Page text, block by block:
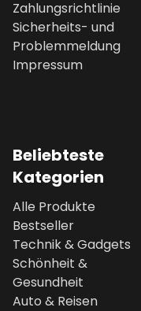
Zahlungsrichtlinie
Sicherheits- und
Problemmeldung
Impressum
Beliebteste
Kategorien
Alle Produkte
Bestseller
Technik & Gadgets
Schönheit &
Gesundheit
Auto & Reisen